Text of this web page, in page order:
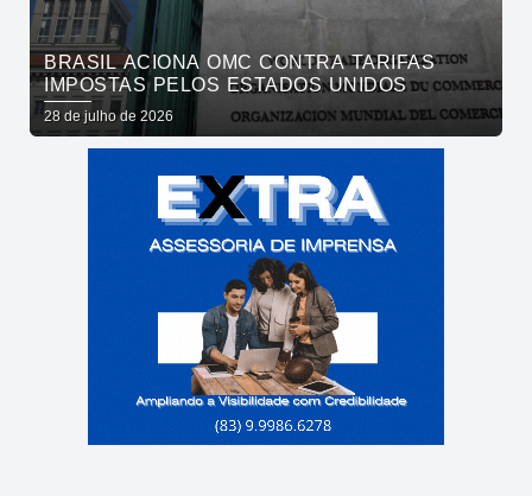
BRASIL ACIONA OMC CONTRA TARIFAS
IMPOSTAS PELOS ESTADOS UNIDOS
28 de julho de 2026